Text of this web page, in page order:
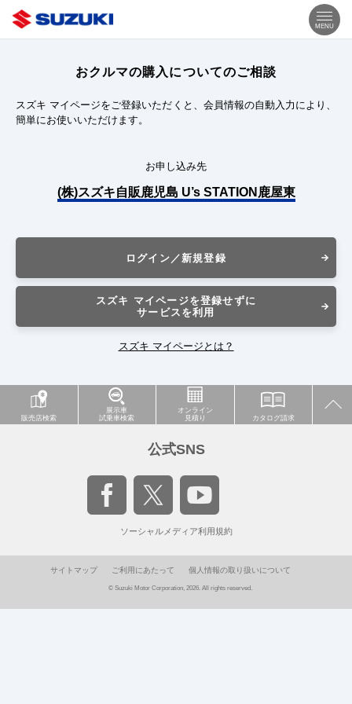
MENU
おクルマの購入についてのご相談
スズキ マイページをご登録いただくと、会員情報の自動入力により、
簡単にお使いいただけます。
お申し込み先
(株)スズキ自販鹿児島 U’s STATION鹿屋東
ログイン／新規登録
スズキ マイページを登録せずに
サービスを利用
スズキ マイページとは？
販売店検索
展示車
試乗車検索
オンライン
見積り
カタログ請求
公式SNS
ソーシャルメディア利用規約
サイトマップ ご利用にあたって 個人情報の取り扱いについて
© Suzuki Motor Corporation, 2026. All rights reserved.